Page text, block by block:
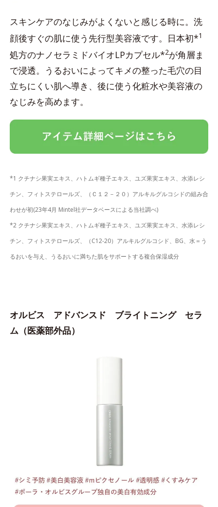
スキンケアのなじみがよくないと感じる時に。洗
顔後すぐの肌に使う先行型美容液です。日本初*1
処方のナノセラミドバイオLPカプセル*2が角層ま
で浸透。うるおいによってキメの整った毛穴の目
立ちにくい肌へ導き、後に使う化粧水や美容液の
なじみを高めます。
*1 クチナシ果実エキス、ハトムギ種子エキス、ユズ果実エキス、水添レシ
チン、フィトステロールズ、（Ｃ１２－２０）アルキルグルコシドの組み合
わせが初(23年4月 Mintel社データベースによる当社調べ)
*2 クチナシ果実エキス、ハトムギ種子エキス、ユズ果実エキス、水添レシ
チン、フィトステロールズ、（C12-20）アルキルグルコシド、BG、水＝う
るおいを与え、うるおいに満ちた肌をサポートする複合保湿成分
オルビス アドバンスド ブライトニング セラ
ム（医薬部外品）